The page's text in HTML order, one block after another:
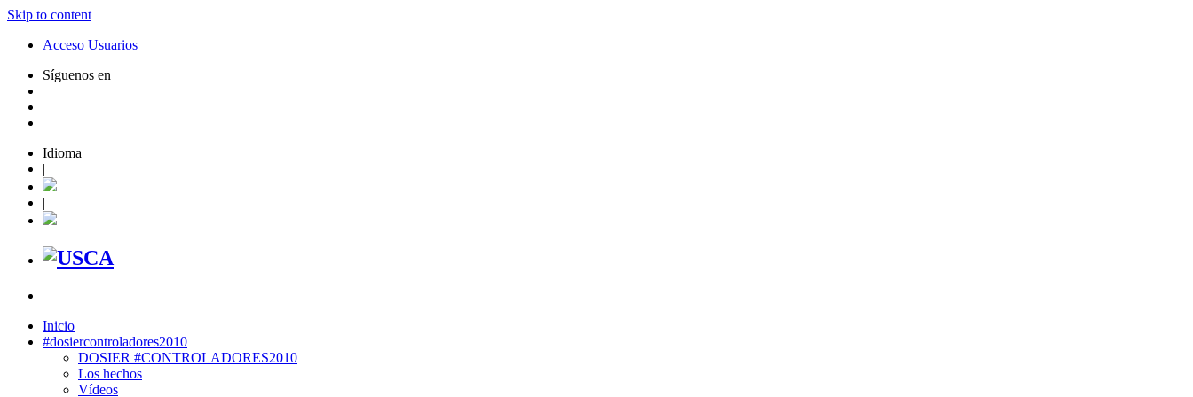
Skip to content
Acceso Usuarios
Síguenos en
Idioma
|
|
Inicio
#dosiercontroladores2010
DOSIER #CONTROLADORES2010
Los hechos
Vídeos